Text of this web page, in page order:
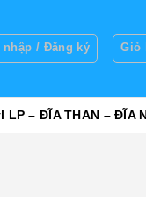
nhập / Đăng ký Giỏ
LP – ĐĨA THAN – ĐĨA